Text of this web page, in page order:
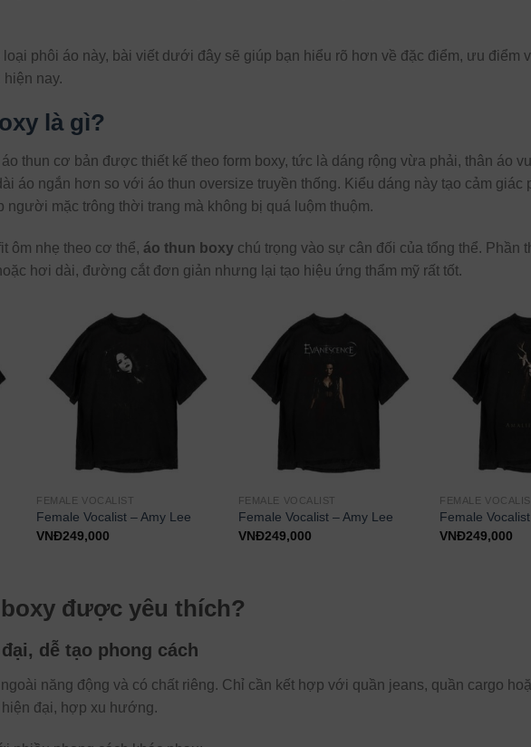
loại phôi áo này, bài viết dưới đây sẽ giúp bạn hiểu rõ hơn về đặc điểm, ưu điểm
nay.
là gì?
thun cơ bản được thiết kế theo form boxy, tức là dáng rộng vừa phải, thân áo
áo ngắn hơn so với áo thun oversize truyền thống. Kiểu dáng này tạo cảm giác
người mặc trông thời trang mà không bị quá luộm thuộm.
ôm nhẹ theo cơ thể, áo thun boxy chú trọng vào sự cân đối của tổng thể. Phần
hơi dài, đường cắt đơn giản nhưng lại tạo hiệu ứng thẩm mỹ rất tốt.
FEMALE VOCALIST
Female Vocalist – Amy Lee
VNĐ249,000
FEMALE VOCALIST
Female Vocalist – Amy Lee
VNĐ249,000
FEMALE
Female
VNĐ249,000
được yêu thích?
dễ tạo phong cách
năng động và có chất riêng. Chỉ cần kết hợp với quần jeans, quần cargo
hiện đại, hợp xu hướng.